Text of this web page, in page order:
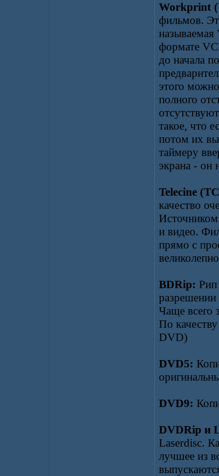
Workprint
фильмов.
формате
до начала
этого
полного
такое, что
потом их
таймеру
экрана - он
Telecine
качество
Источником
и видео.
прямо с
BDRip:
Чаще всего
По
DVD)
DVD5:
DVD9:
DVDRip и
Laserdisc.
лучшее из